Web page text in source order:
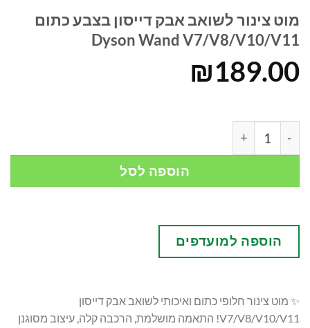
מוט צינור לשואב אבק דייסון בצבע כתום
Dyson Wand V7/V8/V10/V11
₪189.00
כמות של מוט צינור לשואב אבק דייסון בצבע כתום Dyson Wand V7/V8/V10/V11
הוספה לסל
הוספה למועדפים
✨ מוט צינור חלופי כתום ואיכותי לשואב אבק דייסון
V7/V8/V10/V11! התאמה מושלמת, הרכבה קלה, עיצוב מסוגנן